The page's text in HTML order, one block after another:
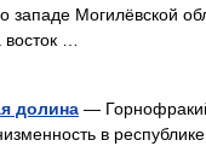
западе Могилёвской
…
долина —
в